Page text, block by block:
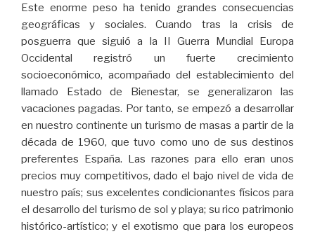
Este enorme peso ha tenido grandes consecuencias
geográficas y sociales. Cuando tras la crisis de
posguerra que siguió a la II Guerra Mundial Europa
Occidental registró un fuerte crecimiento
socioeconómico, acompañado del establecimiento del
llamado Estado de Bienestar, se generalizaron las
vacaciones pagadas. Por tanto, se empezó a desarrollar
en nuestro continente un turismo de masas a partir de la
década de 1960, que tuvo como uno de sus destinos
preferentes España. Las razones para ello eran unos
precios muy competitivos, dado el bajo nivel de vida de
nuestro país; sus excelentes condicionantes físicos para
el desarrollo del turismo de sol y playa; su rico patrimonio
histórico-artístico; y el exotismo que para los europeos